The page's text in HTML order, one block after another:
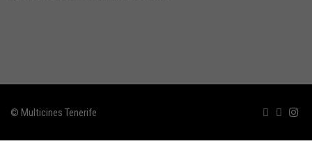
© Multicines Tenerife